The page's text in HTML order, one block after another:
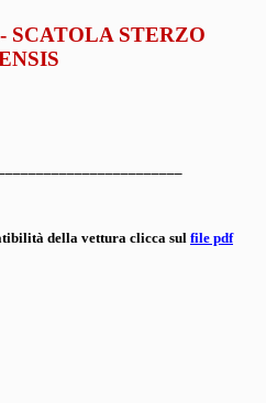
SCATOLA STERZO
della vettura clicca sul file pdf